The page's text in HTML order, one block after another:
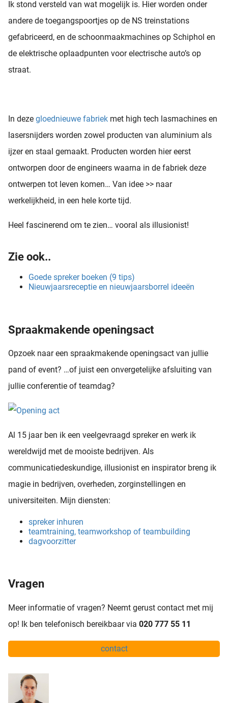
Ik stond versteld van wat mogelijk is. Hier worden onder
andere de toegangspoortjes op de NS treinstations
gefabriceerd, en de schoonmaakmachines op Schiphol en
de elektrische oplaadpunten voor electrische auto’s op
straat.
In deze gloednieuwe fabriek met high tech lasmachines en
lasersnijders worden zowel producten van aluminium als
ijzer en staal gemaakt. Producten worden hier eerst
ontworpen door de engineers waarna in de fabriek deze
ontwerpen tot leven komen… Van idee >> naar
werkelijkheid, in een hele korte tijd.
Heel fascinerend om te zien… vooral als illusionist!
Zie ook..
Goede spreker boeken (9 tips)
Nieuwjaarsreceptie en nieuwjaarsborrel ideeën
Spraakmakende openingsact
Opzoek naar een spraakmakende openingsact van jullie
pand of event? …of juist een onvergetelijke afsluiting van
jullie conferentie of teamdag?
Al 15 jaar ben ik een veelgevraagd spreker en werk ik
wereldwijd met de mooiste bedrijven. Als
communicatiedeskundige, illusionist en inspirator breng ik
magie in bedrijven, overheden, zorginstellingen en
universiteiten. Mijn diensten:
spreker inhuren
teamtraining, teamworkshop of teambuilding
dagvoorzitter
Vragen
Meer informatie of vragen? Neemt gerust contact met mij
op! Ik ben telefonisch bereikbaar via 020 777 55 11
contact